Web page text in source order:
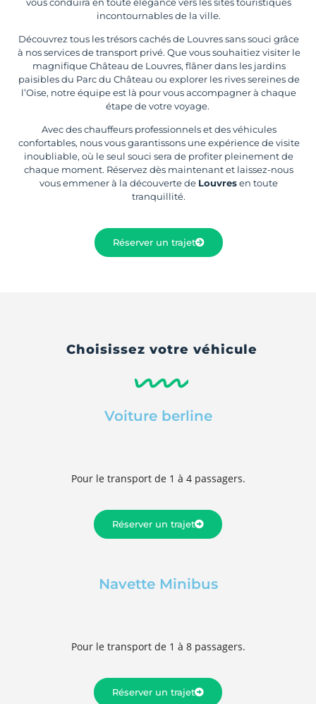
incontournables de la ville.
Découvrez tous les trésors cachés de Louvres sans souci grâce
à nos services de transport privé. Que vous souhaitiez visiter le
magnifique Château de Louvres, flâner dans les jardins
paisibles du Parc du Château ou explorer les rives sereines de
l’Oise, notre équipe est là pour vous accompagner à chaque
étape de votre voyage.
Avec des chauffeurs professionnels et des véhicules
confortables, nous vous garantissons une expérience de visite
inoubliable, où le seul souci sera de profiter pleinement de
chaque moment. Réservez dès maintenant et laissez-nous
vous emmener à la découverte de Louvresen toute
tranquillité.
Réserver un trajet
Choisissez votre véhicule
Voiture berline
Pour le transport de 1 à 4 passagers.
Réserver un trajet
Navette Minibus
Pour le transport de 1 à 8 passagers.
Réserver un trajet